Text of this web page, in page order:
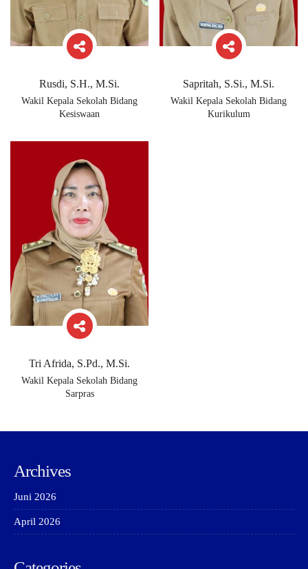
Rusdi, S.H., M.Si.
Wakil Kepala Sekolah Bidang
Kesiswaan
Sapritah, S.Si., M.Si.
Wakil Kepala Sekolah Bidang
Kurikulum
Tri Afrida, S.Pd., M.Si.
Wakil Kepala Sekolah Bidang
Sarpras
Archives
Juni 2026
April 2026